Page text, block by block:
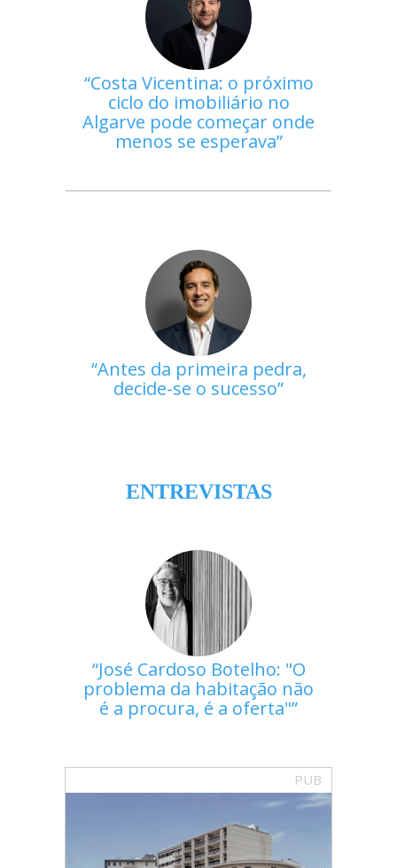
Costa Vicentina: o próximo
ciclo do imobiliário no
Algarve pode começar onde
menos se esperava
Antes da primeira pedra,
decide-se o sucesso
ENTREVISTAS
José Cardoso Botelho: "O
problema da habitação não
é a procura, é a oferta"
PUB